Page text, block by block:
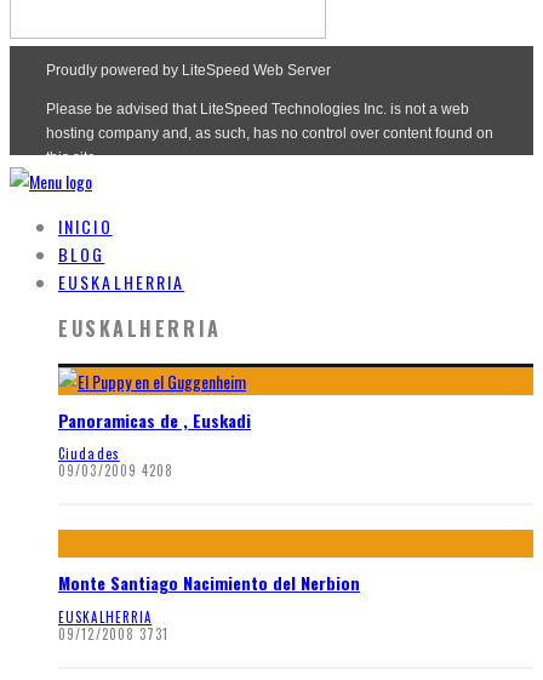
INICIO
BLOG
EUSKALHERRIA
EUSKALHERRIA
Panoramicas de , Euskadi
Ciudades
09/03/2009 4208
Monte Santiago Nacimiento del Nerbion
EUSKALHERRIA
09/12/2008 3731